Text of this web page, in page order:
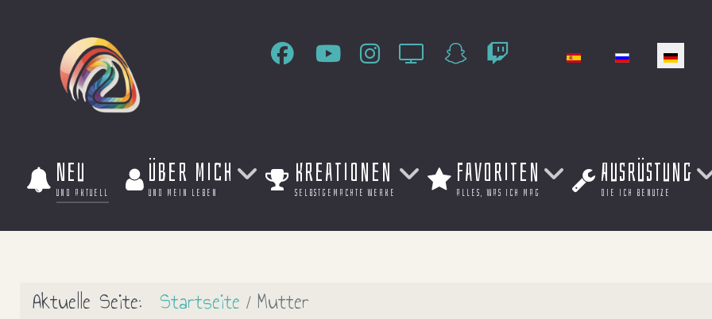
Sprache auswählen
Neu
und aktuell
Über mich
und mein leben
Kreationen
selbstgemachte werke
Favoriten
alles, was ich mag
Ausrüstung
die ich benutze
Aktuelle Seite: Startseite Mutter